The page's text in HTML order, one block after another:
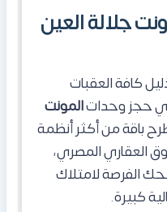
جلالة العين
كافة العقبات
في حجز وحداتالمونت
باقة من أكثر أنظمة
العقاري المصري،
الفرصة لامتلاك
كبيرة.